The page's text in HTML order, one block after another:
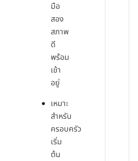
มือ
สอง
สภาพ
ดี
พร้อม
เข้า
อยู่
เหมาะ
สำหรับ
ครอบครัว
เริ่ม
ต้น